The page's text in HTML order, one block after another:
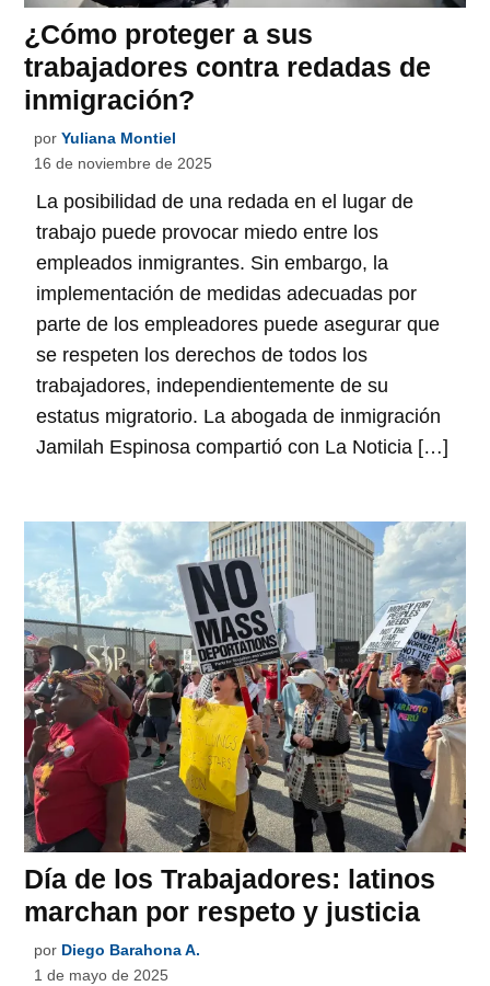
¿Cómo proteger a sus
trabajadores contra redadas de
inmigración?
por Yuliana Montiel
16 de noviembre de 2025
La posibilidad de una redada en el lugar de
trabajo puede provocar miedo entre los
empleados inmigrantes. Sin embargo, la
implementación de medidas adecuadas por
parte de los empleadores puede asegurar que
se respeten los derechos de todos los
trabajadores, independientemente de su
estatus migratorio. La abogada de inmigración
Jamilah Espinosa compartió con La Noticia […]
Día de los Trabajadores: latinos
marchan por respeto y justicia
por Diego Barahona A.
1 de mayo de 2025